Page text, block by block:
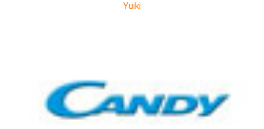
Yuiki